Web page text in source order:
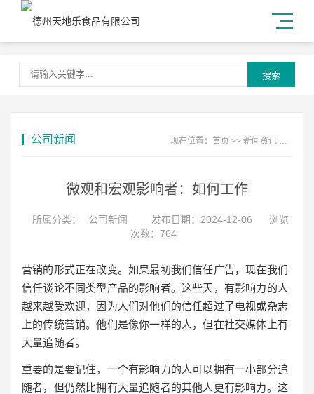
搜索
公司新闻 现在位置：首页 >>新闻资讯
微观和宏观影响者：如何工作
所属分类： 公司新闻 发布日期：2024-12-06
浏览
次数：764
营销的形式正在改变。如果最初我们信任广告，现在我们
信任谈论不同类型产品的影响者。这些天，有影响力的人
越来越受欢迎，因为人们对他们的信任超过了电视或杂志
上的传统营销。他们是像你一样的人，但在社交媒体上有
大量追随者。
重要的是要记住，一个有影响力的人可以拥有一小部分追
随者，但仍然比拥有大量追随者的其他人更有影响力。这